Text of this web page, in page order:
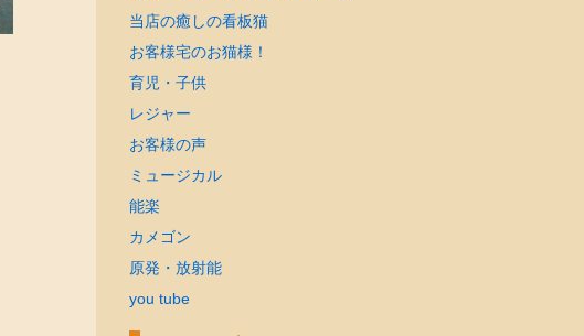
当店の癒しの看板猫
お客様宅のお猫様！
育児・子供
レジャー
お客様の声
ミュージカル
能楽
カメゴン
原発・放射能
you tube